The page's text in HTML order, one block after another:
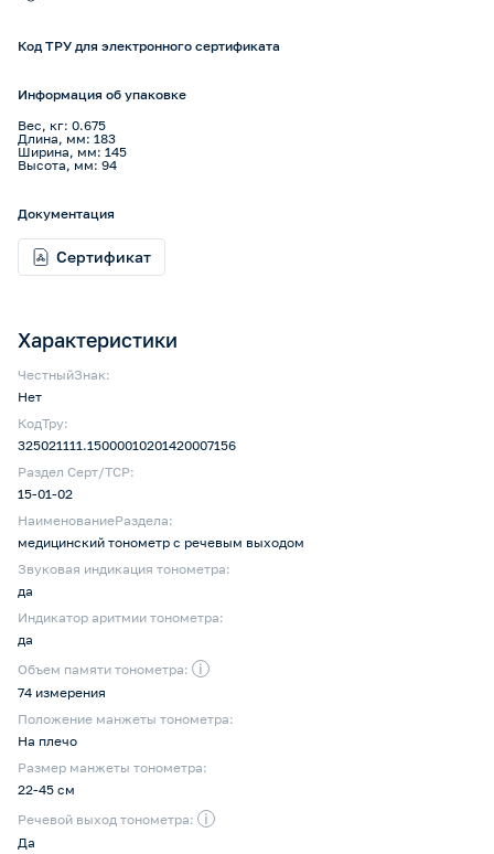
Характеристики
ЧестныйЗнак:
Нет
КодТру:
325021111.15000010201420007156
Раздел Серт/ТСР:
15-01-02
НаименованиеРаздела:
медицинский тонометр с речевым выходом
Звуковая индикация тонометра:
да
Индикатор аритмии тонометра:
да
Объем памяти тонометра:
i
74 измерения
Положение манжеты тонометра:
На плечо
Размер манжеты тонометра:
22-45 см
Речевой выход тонометра:
i
Да
Код ТРУ для электронного сертификата
Информация об упаковке
Вес, кг: 0.675
Длина, мм: 183
Ширина, мм: 145
Высота, мм: 94
Документация
Сертификат